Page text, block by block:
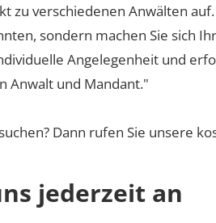
zu verschiedenen Anwälten
sondern machen Sie sich
Angelegenheit und
Anwalt und Mandant."
Dann rufen Sie unsere
jederzeit an